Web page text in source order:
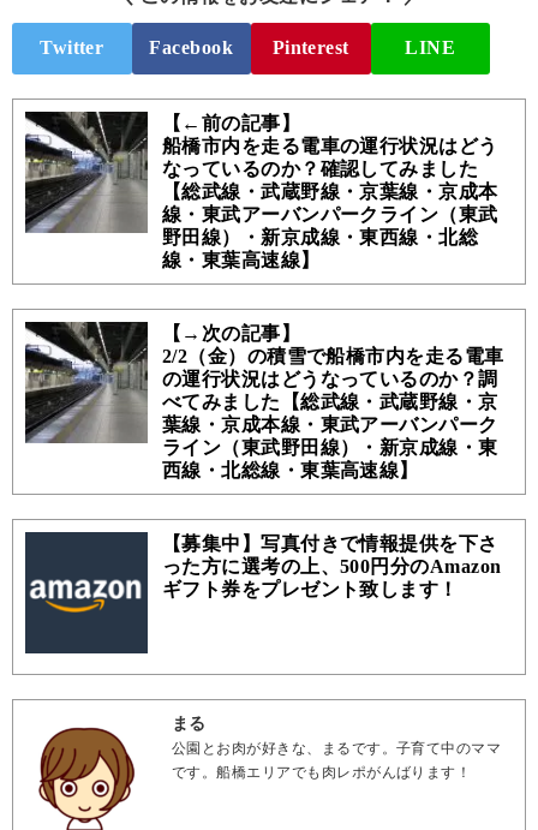
Twitter Facebook Pinterest LINE
【←前の記事】
船橋市内を走る電車の運行状況はどう
なっているのか？確認してみました
【総武線・武蔵野線・京葉線・京成本
線・東武アーバンパークライン（東武
野田線）・新京成線・東西線・北総
線・東葉高速線】
【→次の記事】
2/2（金）の積雪で船橋市内を走る電車
の運行状況はどうなっているのか？調
べてみました【総武線・武蔵野線・京
葉線・京成本線・東武アーバンパーク
ライン（東武野田線）・新京成線・東
西線・北総線・東葉高速線】
【募集中】写真付きで情報提供を下さ
った方に選考の上、500円分のAmazon
ギフト券をプレゼント致します！
まる
公園とお肉が好きな、まるです。子育て中のママ
です。船橋エリアでも肉レポがんばります！